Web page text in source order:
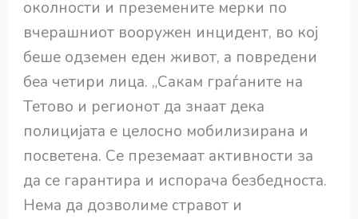
околности и преземените мерки по
вчерашниот вооружен инцидент, во кој
беше одземен еден живот, а повредени
беа четири лица. „Сакам граѓаните на
Тетово и регионот да знаат дека
полицијата е целосно мобилизирана и
посветена. Се преземаат активности за
да се гарантира и испорача безбедноста.
Нема да дозволиме стравот и